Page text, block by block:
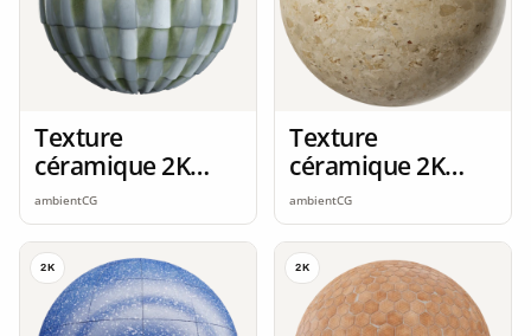
Texture
céramique 2K
seamless
ambientCG
Texture
céramique 2K
seamless
ambientCG
2K 2K